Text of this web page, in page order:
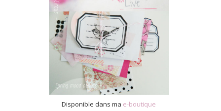
Disponible dans ma e-boutique